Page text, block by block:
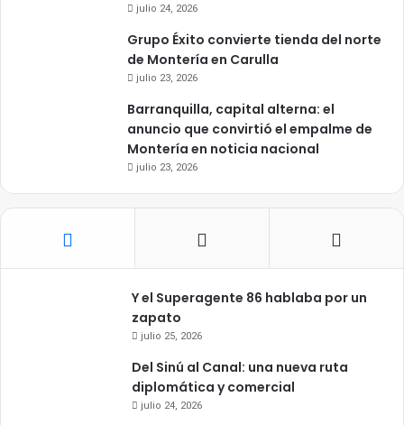
julio 24, 2026
Grupo Éxito convierte tienda del norte
de Montería en Carulla
julio 23, 2026
Barranquilla, capital alterna: el
anuncio que convirtió el empalme de
Montería en noticia nacional
julio 23, 2026
Y el Superagente 86 hablaba por un
zapato
julio 25, 2026
Del Sinú al Canal: una nueva ruta
diplomática y comercial
julio 24, 2026